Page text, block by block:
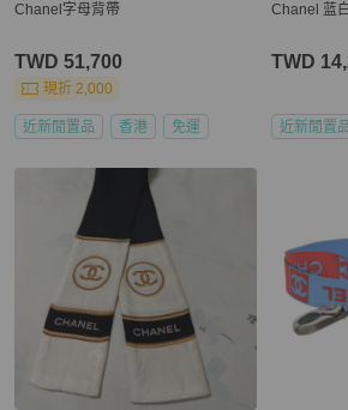
Chanel字母背帶
TWD 51,700
現折 2,000
近新閒置品 香港 免運
Chanel 蓝
TWD
近新閒置